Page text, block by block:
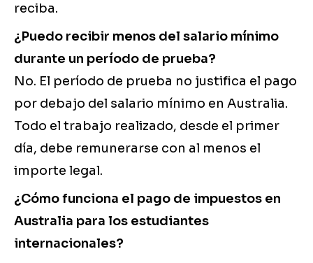
reciba.
¿Puedo recibir menos del salario mínimo
durante un período de prueba?
No. El período de prueba no justifica el pago
por debajo del salario mínimo en Australia.
Todo el trabajo realizado, desde el primer
día, debe remunerarse con al menos el
importe legal.
¿Cómo funciona el pago de impuestos en
Australia para los estudiantes
internacionales?